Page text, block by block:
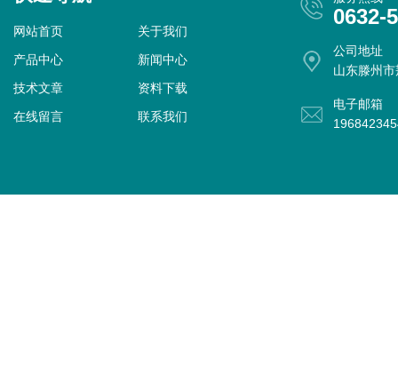
网站首页
关于我们
产品中心
新闻中心
技术文章
资料下载
在线留言
联系我们
0632-
公司地址
山东滕州
电子邮箱